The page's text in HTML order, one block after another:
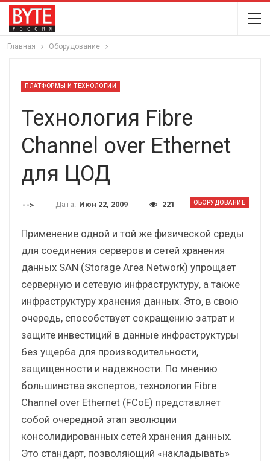
Главная Оборудование
ПЛАТФОРМЫ И ТЕХНОЛОГИИ
Технология Fibre
Channel over Ethernet
для ЦОД
ОБОРУДОВАНИЕ
--> Дата: Июн 22, 2009 221
Применение одной и той же физической среды
для соединения серверов и сетей хранения
данных SAN (Storage Area Network) упрощает
серверную и сетевую инфраструктуру, а также
инфраструктуру хранения данных. Это, в свою
очередь, способствует сокращению затрат и
защите инвестиций в данные инфраструктуры
без ущерба для производительности,
защищенности и надежности. По мнению
большинства экспертов, технология Fibre
Channel over Ethernet (FCoE) представляет
собой очередной этап эволюции
консолидированных сетей хранения данных.
Это стандарт, позволяющий «накладывать»